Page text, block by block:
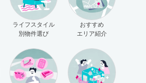
ライフスタイル
別物件選び
おすすめ
エリア紹介